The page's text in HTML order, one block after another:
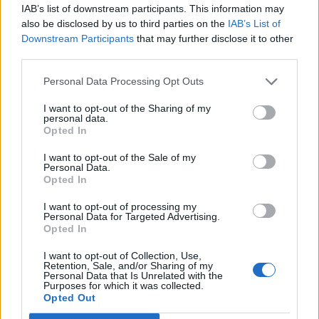
IAB’s list of downstream participants. This information may
also be disclosed by us to third parties on the IAB’s List of
Downstream Participants that may further disclose it to other
Personal Data Processing Opt Outs
I want to opt-out of the Sharing of my
personal data.
Opted In
I want to opt-out of the Sale of my
Personal Data.
Opted In
I want to opt-out of processing my
Personal Data for Targeted Advertising.
Opted In
I want to opt-out of Collection, Use,
Retention, Sale, and/or Sharing of my
Personal Data that Is Unrelated with the
Purposes for which it was collected.
Opted Out